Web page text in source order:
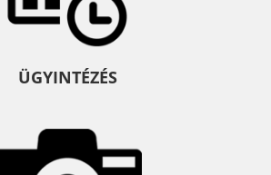
ÜGYINTÉZÉS